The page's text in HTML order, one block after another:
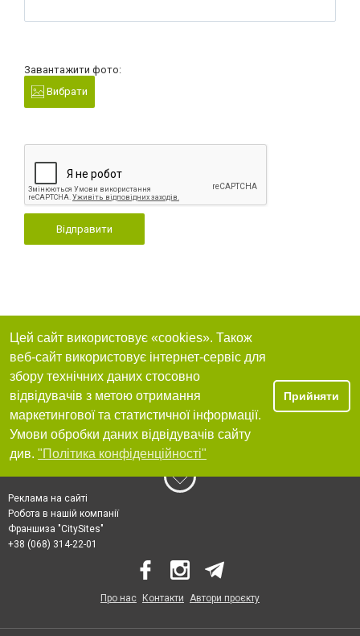
Завантажити фото:
Вибрати
Відправити
Цей сайт використовує «cookies». Також
веб-сайт використовує інтернет-сервіс для
збору технічних даних стосовно
відвідувачів з метою отримання
маркетингової та статистичної інформації.
Умови обробки даних відвідувачів сайту
див. "Політика конфіденційності"
Прийняти
Реклама на сайті
Робота в нашій компанії
Франшиза "CitySites"
+38 (068) 314-22-01
Про нас Контакти Автори проєкту